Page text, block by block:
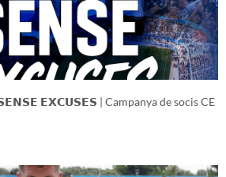
𝗘𝗫𝗖𝗨𝗦𝗘𝗦 | Campanya de socis CE